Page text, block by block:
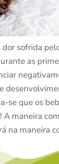
dor sofrida
as
se que os
A maneira
na maneira